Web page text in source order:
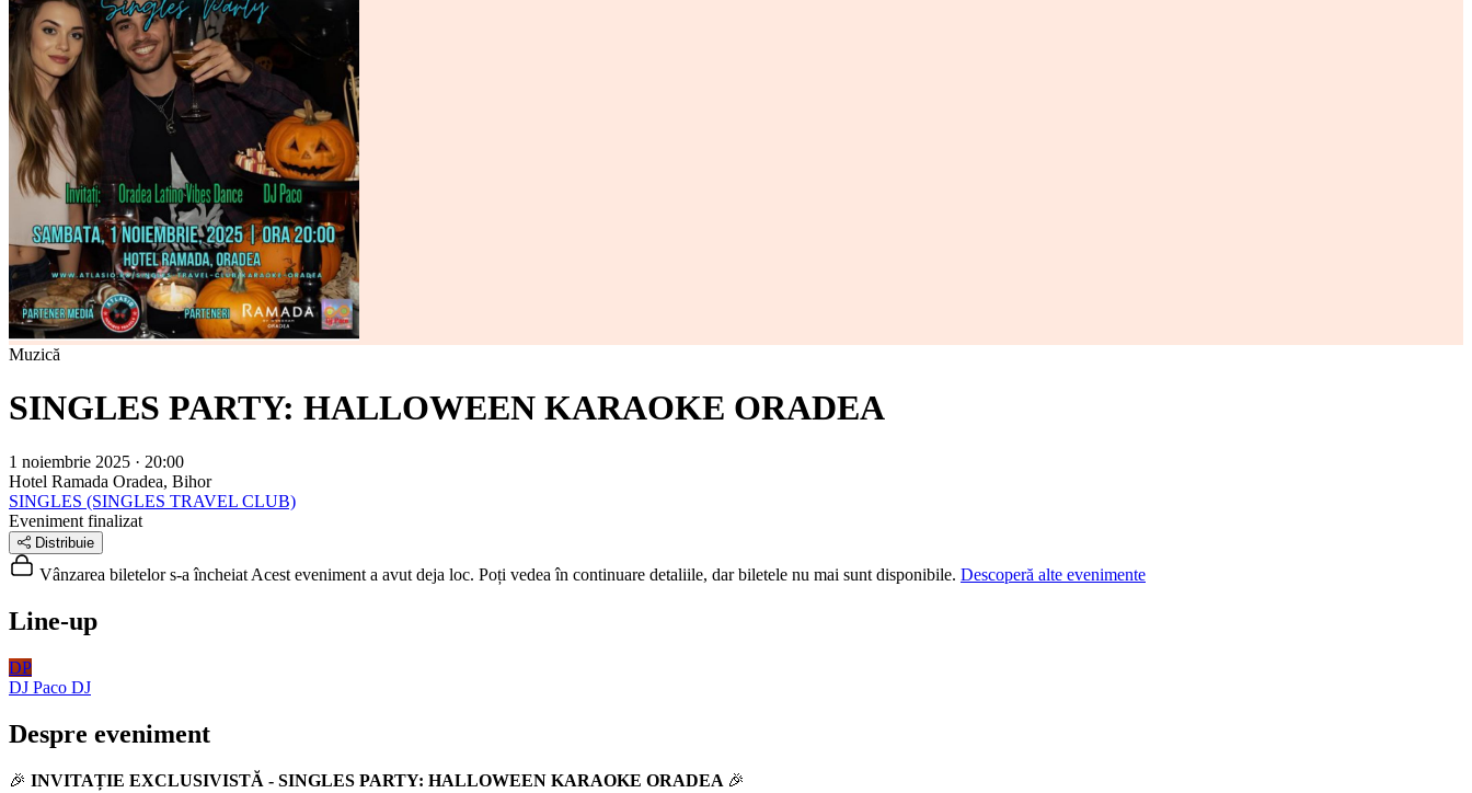
Muzică
SINGLES PARTY: HALLOWEEN KARAOKE ORADEA
1 noiembrie 2025 · 20:00
Hotel Ramada Oradea, Bihor
SINGLES (SINGLES TRAVEL CLUB)
Eveniment finalizat
Distribuie
Vânzarea biletelor s-a încheiat Acest eveniment a avut deja loc. Poți vedea în continuare detaliile, dar biletele nu mai sunt disponibile. Descoperă alte evenimente
Line-up
DP
DJ Paco DJ
Despre eveniment
🎉 INVITAȚIE EXCLUSIVISTĂ - SINGLES PARTY: HALLOWEEN KARAOKE ORADEA 🎉